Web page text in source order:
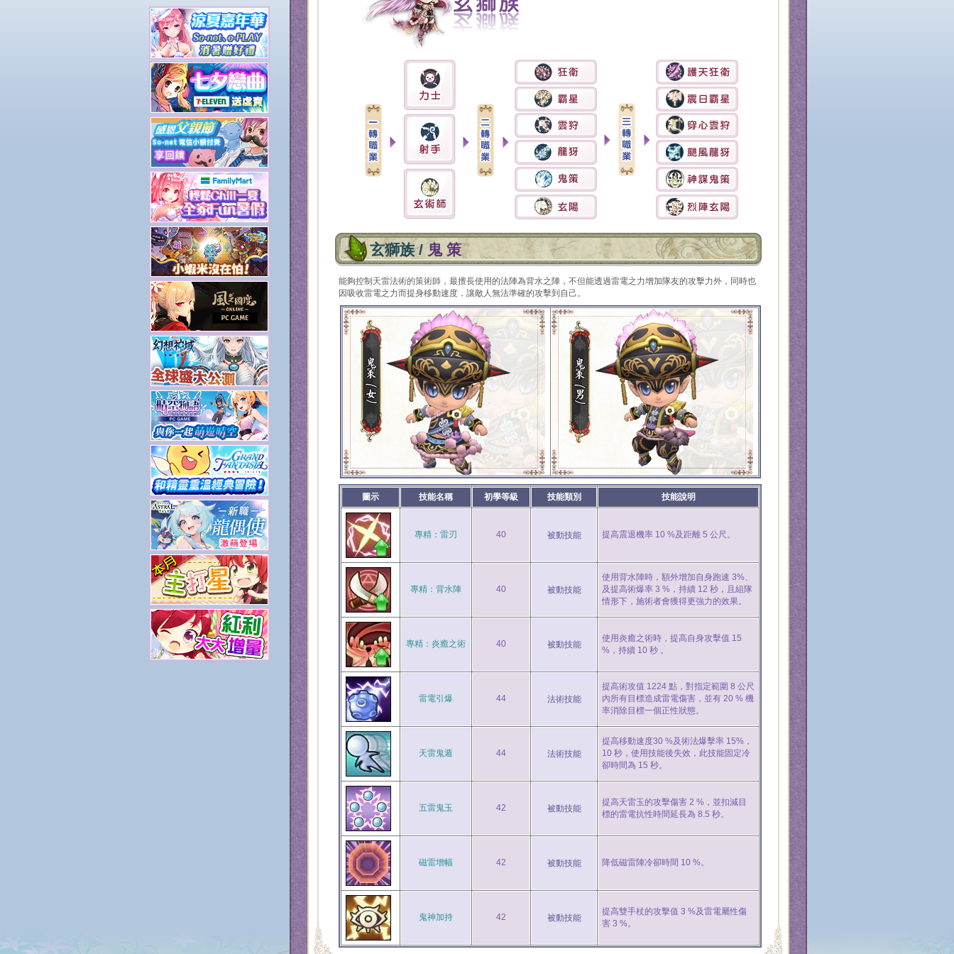
玄獅族 /鬼 策
能夠控制天雷法術的策術師，最擅長使用的法陣為背水之陣，不但能透過雷電之力增加隊友的攻擊力外，同時也
因吸收雷電之力而提身移動速度，讓敵人無法準確的攻擊到自己。
圖示 技能名稱 初學等級 技能類別 技能說明
專精：雷刃 40 被動技能 提高震退機率 10 %及距離 5 公尺。
專精：背水陣 40 被動技能
使用背水陣時，額外增加自身跑速 3%、
及提高術爆率 3 %，持續 12 秒，且組隊
情形下，施術者會獲得更強力的效果。
專精：炎癒之術 40 被動技能
使用炎癒之術時，提高自身攻擊值 15
%，持續 10 秒 。
雷電引爆 44 法術技能
提高術攻值 1224 點，對指定範圍 8 公尺
內所有目標造成雷電傷害，並有 20 % 機
率消除目標一個正性狀態。
天雷鬼遁 44 法術技能
提高移動速度30 %及術法爆擊率 15%，
10 秒，使用技能後失效，此技能固定冷
卻時間為 15 秒。
五雷鬼玉 42 被動技能
提高天雷玉的攻擊傷害 2 %，並扣減目
標的雷電抗性時間延長為 8.5 秒。
磁雷增幅 42 被動技能 降低磁雷陣冷卻時間 10 %。
鬼神加持 42 被動技能
提高雙手杖的攻擊值 3 %及雷電屬性傷
害 3 %。